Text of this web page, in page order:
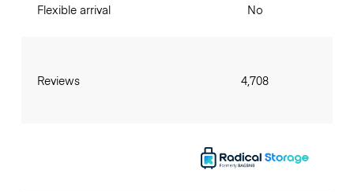
Flexible arrival
Reviews
No
4,708